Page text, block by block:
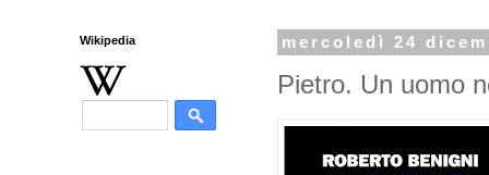
mercoledì 24
Pietro. Un uomo
Wikipedia